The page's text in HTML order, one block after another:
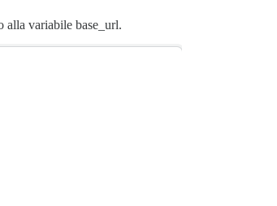
alla variabile base_url.